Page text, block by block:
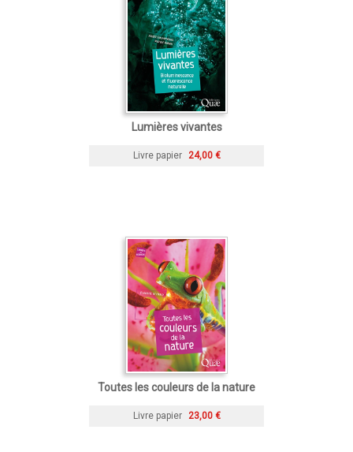
Lumières vivantes
Livre papier 24,00 €
Toutes les couleurs de la nature
Livre papier 23,00 €